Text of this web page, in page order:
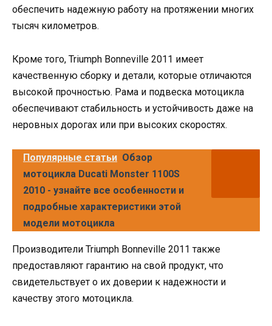
обеспечить надежную работу на протяжении многих
тысяч километров.
Кроме того, Triumph Bonneville 2011 имеет
качественную сборку и детали, которые отличаются
высокой прочностью. Рама и подвеска мотоцикла
обеспечивают стабильность и устойчивость даже на
неровных дорогах или при высоких скоростях.
Популярные статьи Обзор
мотоцикла Ducati Monster 1100S
2010 - узнайте все особенности и
подробные характеристики этой
модели мотоцикла
Производители Triumph Bonneville 2011 также
предоставляют гарантию на свой продукт, что
свидетельствует о их доверии к надежности и
качеству этого мотоцикла.